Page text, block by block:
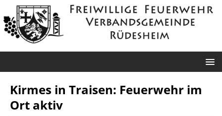
Kirmes in Traisen: Feuerwehr im
Ort aktiv